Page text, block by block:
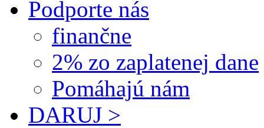
Podporte nás
finančne
2% zo zaplatenej dane
Pomáhajú nám
DARUJ >